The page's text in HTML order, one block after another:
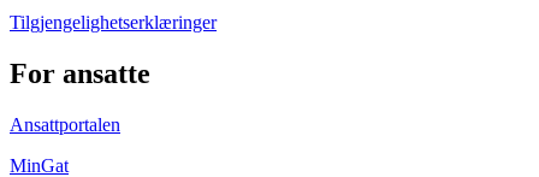
Tilgjengelighetserklæringer
For ansatte
Ansattportalen
MinGat